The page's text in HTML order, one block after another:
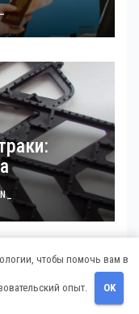
чтобы помочь вам в
опыт. OK